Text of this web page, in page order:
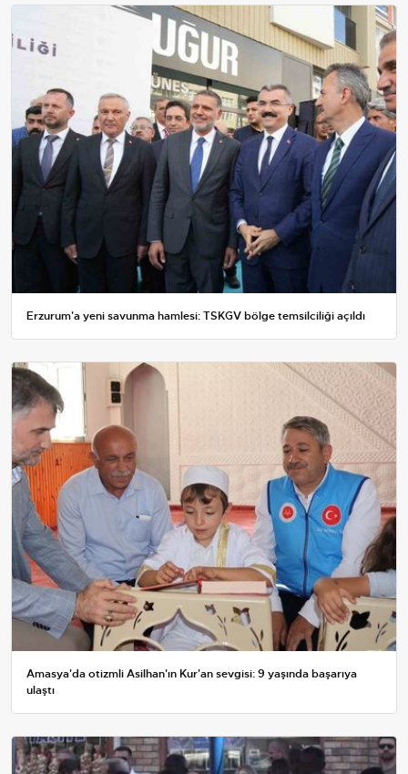
Erzurum'a yeni savunma hamlesi: TSKGV bölge temsilciliği açıldı
Amasya'da otizmli Asilhan'ın Kur'an sevgisi: 9 yaşında başarıya
ulaştı